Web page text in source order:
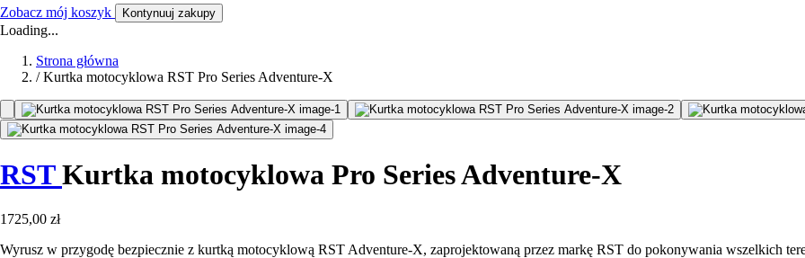
Zobacz mój koszyk Kontynuuj zakupy
Loading...
Strona główna
/ Kurtka motocyklowa RST Pro Series Adventure-X
RSTKurtka motocyklowa Pro Series Adventure-X
1725,00 zł
Wyrusz w przygodę bezpiecznie z kurtką motocyklową RST Adventure-X, zaprojektowaną przez markę RST do pokonywania wszelkich